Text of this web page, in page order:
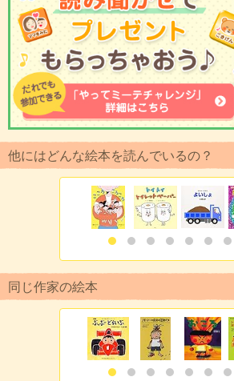
他にはどんな絵本を読んでいるの？
同じ作家の絵本